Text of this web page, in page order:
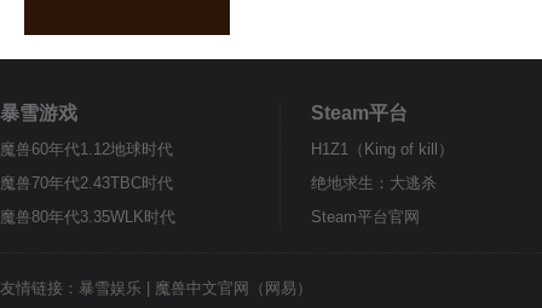
暴雪游戏
魔兽60年代1.12地球时代
魔兽70年代2.43TBC时代
魔兽80年代3.35WLK时代
Steam平台
H1Z1（King of kill）
绝地求生：大逃杀
Steam平台官网
友情链接： 暴雪娱乐 魔兽中文官网（网易）